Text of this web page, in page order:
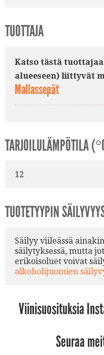
TUOTTAJA
Katso tästä
alueeseen) liittyvät
Mallassepät
TARJOILULÄMPÖTILA
12
TUOTETYYPIN
Säilyy viileässä
säilytyksessä, mutta
erikoisoluet voivat
alkoholijuomien
Viinisuosituksia
Seuraa